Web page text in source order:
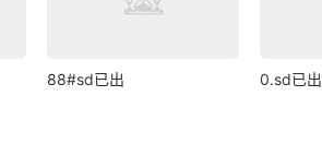
88#sd已出 0.sd已出